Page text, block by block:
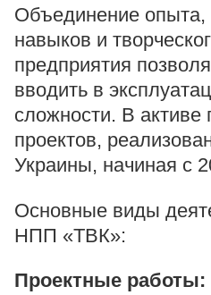
Объединение
навыков и
предприятия
вводить в
сложности. В активе
проектов,
Украины, начиная с
Основные виды
НПП «ТВК»:
Проектные работы: